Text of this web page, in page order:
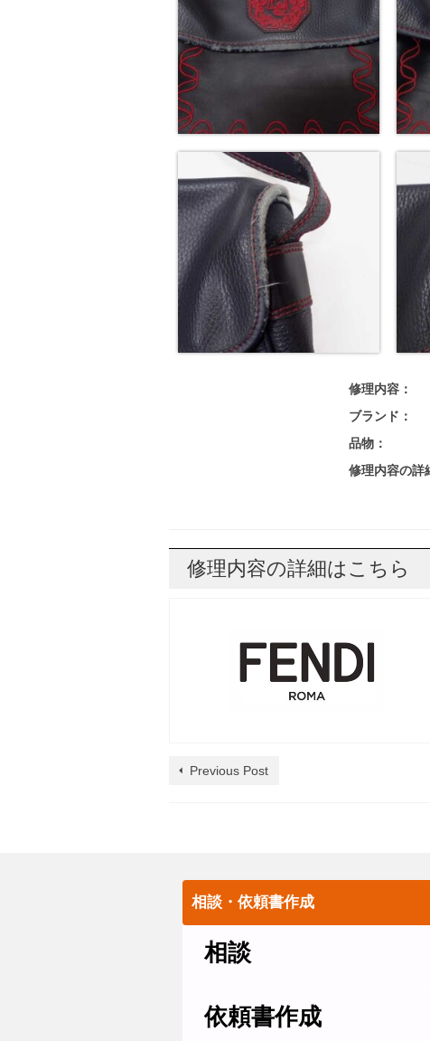
修理内容：
ブランド：
品物：
修理内容の詳
修理内容の詳細はこちら
Previous Post
相談・依頼書作成
相談
依頼書作成